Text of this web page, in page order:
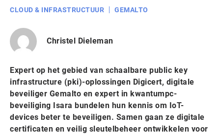
CLOUD & INFRASTRUCTUUR
GEMALTO
Christel Dieleman
Expert op het gebied van schaalbare public key
infrastructure (pki)-oplossingen Digicert, digitale
beveiliger Gemalto en expert in kwantumpc-
beveiliging Isara bundelen hun kennis om IoT-
devices beter te beveiligen. Samen gaan ze digitale
certificaten en veilig sleutelbeheer ontwikkelen voor